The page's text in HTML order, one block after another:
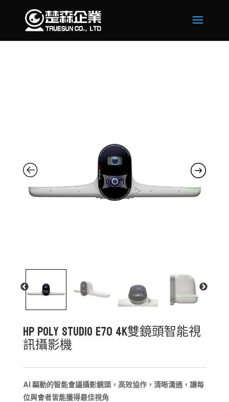
HP Poly Studio E70 4K雙鏡頭智能視
訊攝影機
AI 驅動的智能會議攝影鏡頭，高效協作，清晰溝通，讓每
位與會者皆能獲得最佳視角